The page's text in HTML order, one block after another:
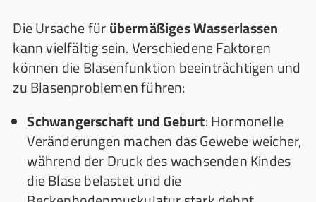
Die Ursache fürübermäßiges Wasserlassen
kann vielfältig sein. Verschiedene Faktoren
können die Blasenfunktion beeinträchtigen und
zu Blasenproblemen führen:
Schwangerschaft und Geburt: Hormonelle
Veränderungen machen das Gewebe weicher,
während der Druck des wachsenden Kindes
die Blase belastet und die